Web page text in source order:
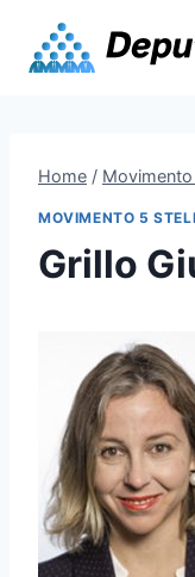
content
Home /
MOVIMENTO 5
Grillo